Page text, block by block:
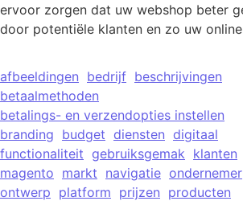
ervoor zorgen dat uw webshop beter
door potentiële klanten en zo uw
afbeeldingen bedrijf beschrijvingen
betaalmethoden
betalings- en verzendopties instellen
branding budget diensten digitaal
functionaliteit gebruiksgemak klanten
magento markt navigatie ondernemer
ontwerp platform prijzen producten